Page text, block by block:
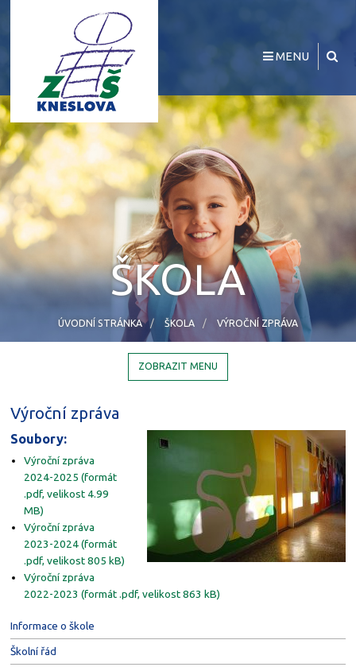
MENU
ŠKOLA
ÚVODNÍ STRÁNKA ŠKOLA VÝROČNÍ ZPRÁVA
Informace o škole
Školní řád
ZOBRAZIT MENU
Výroční zpráva
Soubory:
Výroční zpráva
2024-2025 (formát
.pdf, velikost 4.99
MB)
Výroční zpráva
2023-2024 (formát
.pdf, velikost 805 kB)
Výroční zpráva
2022-2023 (formát .pdf, velikost 863 kB)